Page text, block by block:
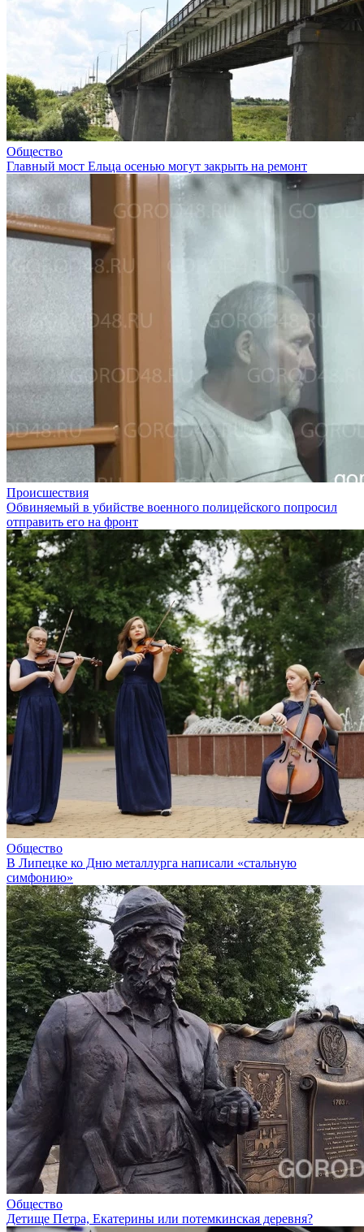
Общество
Главный мост Ельца осенью могут закрыть на ремонт
Происшествия
Обвиняемый в убийстве военного полицейского попросил
отправить его на фронт
Общество
В Липецке ко Дню металлурга написали «стальную
симфонию»
Общество
Детище Петра, Екатерины или потемкинская деревня?